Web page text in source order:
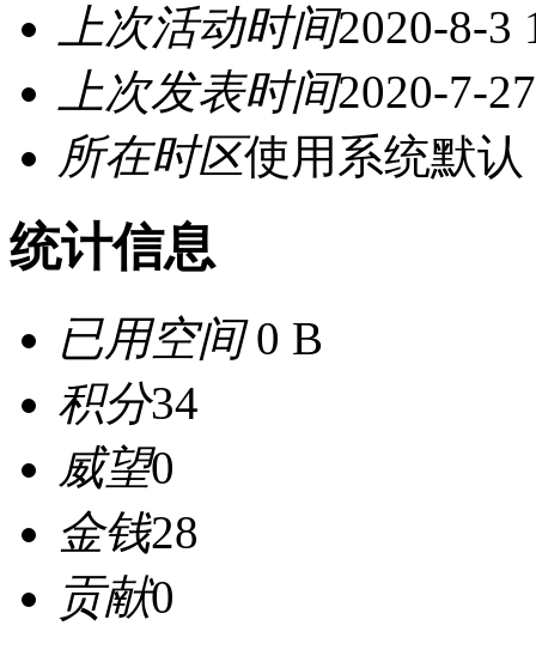
上次活动时间2020-8-3
上次发表时间2020-7-
所在时区使用系统默认
统计信息
已用空间0 B
积分34
威望0
金钱28
贡献0